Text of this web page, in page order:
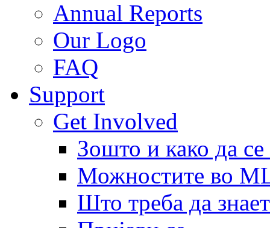
Annual Reports
Our Logo
FAQ
Support
Get Involved
Зошто и како да
Можностите во
Што треба да